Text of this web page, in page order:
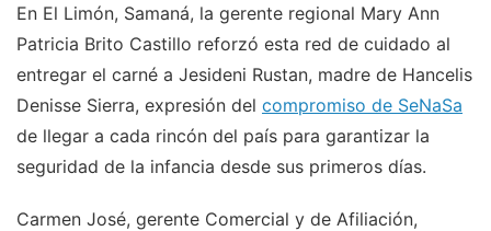
En El Limón, Samaná, la gerente regional Mary Ann
Patricia Brito Castillo reforzó esta red de cuidado al
entregar el carné a Jesideni Rustan, madre de Hancelis
Denisse Sierra, expresión del compromiso de SeNaSa
de llegar a cada rincón del país para garantizar la
seguridad de la infancia desde sus primeros días.
Carmen José, gerente Comercial y de Afiliación,